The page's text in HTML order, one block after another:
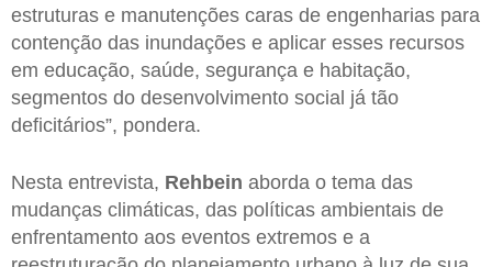
estruturas e manutenções caras de engenharias para
contenção das inundações e aplicar esses recursos
em educação, saúde, segurança e habitação,
segmentos do desenvolvimento social já tão
deficitários”, pondera.
Nesta entrevista, Rehbein aborda o tema das
mudanças climáticas, das políticas ambientais de
enfrentamento aos eventos extremos e a